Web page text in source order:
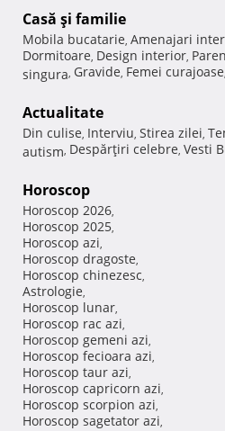
Casă şi familie
Mobila bucatarie, Amenajari
Dormitoare, Design interior,
singura, Gravide, Femei curajoase,
Actualitate
Din culise, Interviu, Stirea zilei,
autism, Despărţiri celebre, Vesti
Horoscop
Horoscop 2026,
Horoscop 2025,
Horoscop azi,
Horoscop dragoste,
Horoscop chinezesc,
Astrologie,
Horoscop lunar,
Horoscop rac azi,
Horoscop gemeni azi,
Horoscop fecioara azi,
Horoscop taur azi,
Horoscop capricorn azi,
Horoscop scorpion azi,
Horoscop sagetator azi,